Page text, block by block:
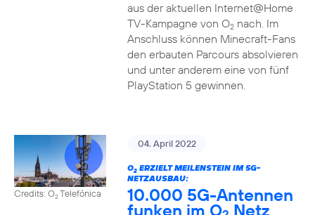
aus der aktuellen Internet@Home
TV-Kampagne von O2nach. Im
Anschluss können Minecraft-Fans
den erbauten Parcours absolvieren
und unter anderem eine von fünf
PlayStation 5 gewinnen.
Credits: O2Telefónica
04. April 2022
O2ERZIELT MEILENSTEIN IM 5G-
NETZAUSBAU:
10.000 5G-Antennen
funken im O Netz